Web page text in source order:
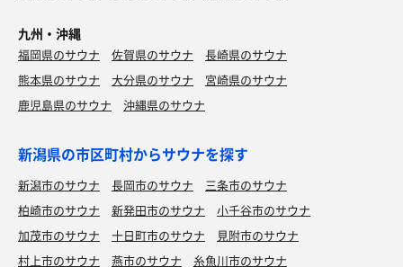
九州・沖縄
福岡県のサウナ 佐賀県のサウナ
長崎県のサウナ
熊本県のサウナ
大分県のサウナ
宮崎県のサウナ
鹿児島県のサウナ
沖縄県のサウナ
新潟県の市区町村からサウナを探す
新潟市のサウナ 長岡市のサウナ
三条市のサウナ
柏崎市のサウナ
新発田市のサウナ
小千谷市のサウナ
加茂市のサウナ
十日町市のサウナ
見附市のサウナ
村上市のサウナ
燕市のサウナ
糸魚川市のサウナ